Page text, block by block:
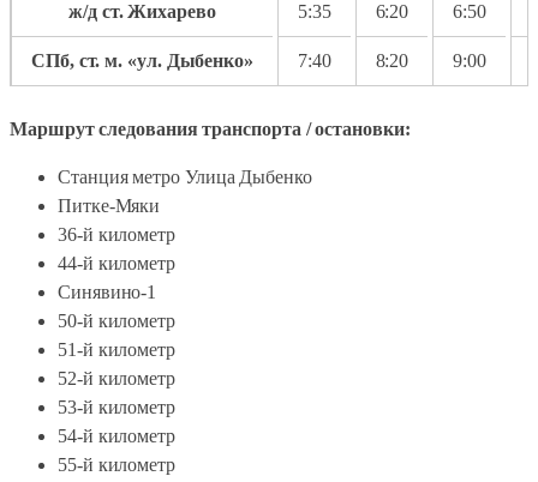
ж/д ст. Жихарево
СПб, ст. м. «ул. Дыбенко»
5:35
7:40
6:20
8:20
6:50
9:00
Маршрут следования транспорта / остановки:
Станция метро Улица Дыбенко
Питке-Мяки
36-й километр
44-й километр
Синявино-1
50-й километр
51-й километр
52-й километр
53-й километр
54-й километр
55-й километр